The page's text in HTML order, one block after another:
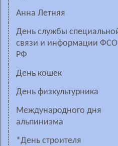
Анна Летняя
День службы специальной
связи и информации ФСО
РФ
День кошек
День физкультурника
Международного дня
альпинизма
*День строителя